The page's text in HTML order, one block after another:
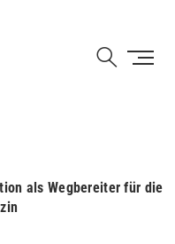
als Wegbereiter für die